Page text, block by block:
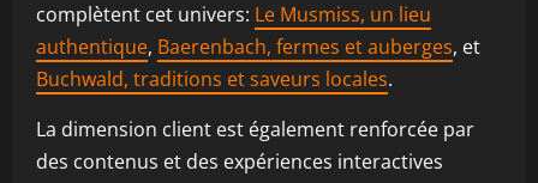
complètent cet univers: Le Musmiss, un lieu
authentique, Baerenbach, fermes et auberges, et
Buchwald, traditions et saveurs locales.
La dimension client est également renforcée par
des contenus et des expériences interactives